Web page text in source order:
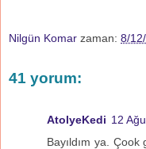
Nilgün Komar zaman: 8/
41 yorum:
AtolyeKedi 12
Bayıldım ya.